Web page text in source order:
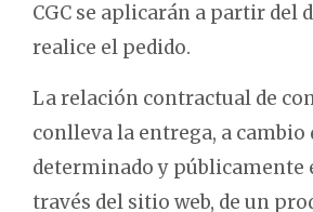
CGC se aplicarán a partir del
realice el pedido.
La relación contractual de
conlleva la entrega, a cambio
determinado y públicamente
través del sitio web, de un